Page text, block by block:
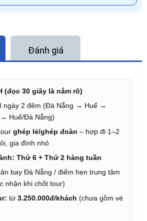
Đánh giá
(đọc 30 giây là nắm rõ)
ngày 2 đêm (Đà Nẵng → Huế →
Huế/Đà Nẵng)
ghép lẻ/ghép đoàn – hợp đi 1–2
gia đình nhỏ
Thứ 6 + Thứ 2 hàng tuần
bay Đà Nẵng / điểm hẹn trung tâm
nhận khi chốt tour)
từ 3.250.000đ/khách (chưa gồm vé